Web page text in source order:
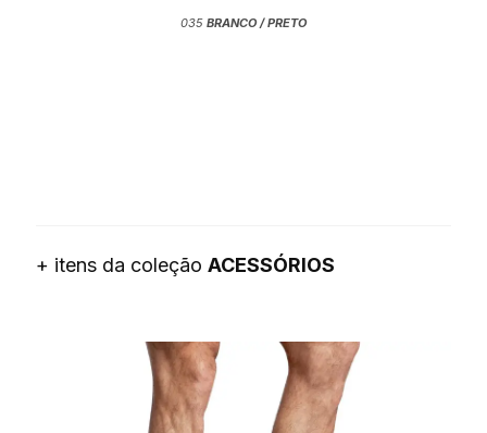
035 BRANCO / PRETO
+ itens da coleção ACESSÓRIOS